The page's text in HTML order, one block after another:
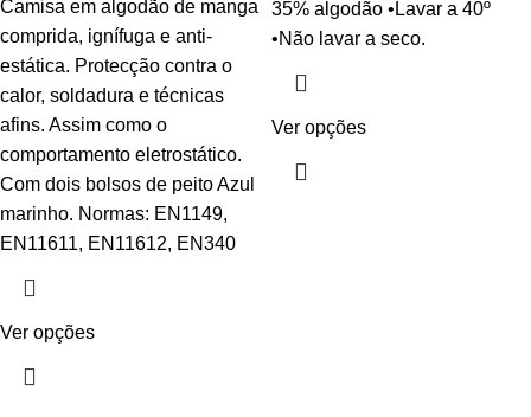
Camisa em algodão de manga
comprida, ignífuga e anti-
estática. Protecção contra o
calor, soldadura e técnicas
afins. Assim como o
comportamento eletrostático.
Com dois bolsos de peito Azul
marinho. Normas: EN1149,
EN11611, EN11612, EN340
Ver opções
35% algodão •Lavar a 40º
•Não lavar a seco.
Ver opções